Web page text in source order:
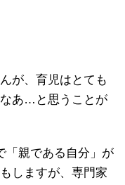
が、育児はとても
あ…と思うことが
「親である自分」が
しますが、専門家